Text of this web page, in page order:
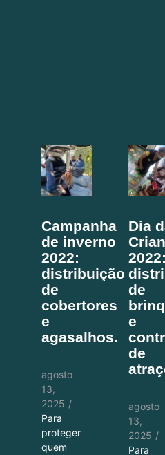
Campanha
de inverno
2022:
distribuição
de
cobertores
e
agasalhos.
agosto
13,
2025 /
Para
proteger
quem
Dia
2022:
de
e
de
agosto
13,
2025 /
Para